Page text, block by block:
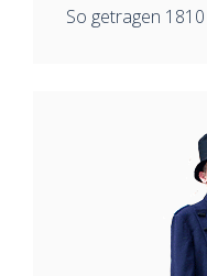
So getragen 1810